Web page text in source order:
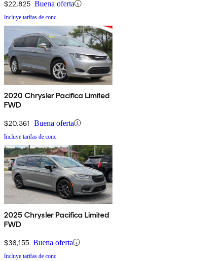
$22,825 Buena oferta
Incluye tarifas de conc.
2020 Chrysler Pacifica Limited
FWD
$20,361 Buena oferta
Incluye tarifas de conc.
2025 Chrysler Pacifica Limited
FWD
$36,155 Buena oferta
Incluye tarifas de conc.